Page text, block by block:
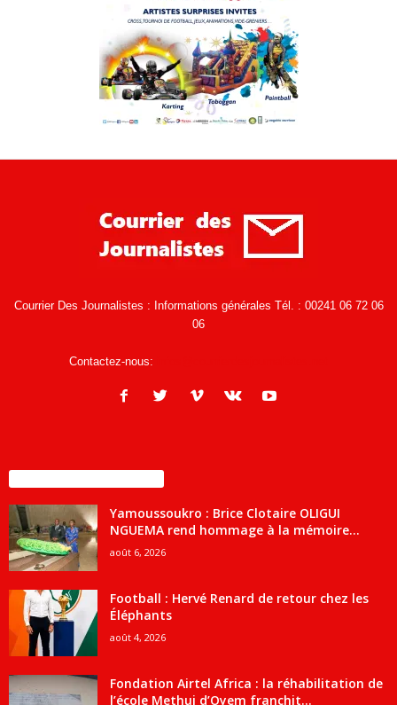
Courrier Des Journalistes : Informations générales Tél. : 00241 06 72 06
06
Contactez-nous:
Yamoussoukro : Brice Clotaire OLIGUI
NGUEMA rend hommage à la mémoire...
août 6, 2026
Football : Hervé Renard de retour chez les
Éléphants
août 4, 2026
Fondation Airtel Africa : la réhabilitation de
l’école Methui d’Oyem franchit...